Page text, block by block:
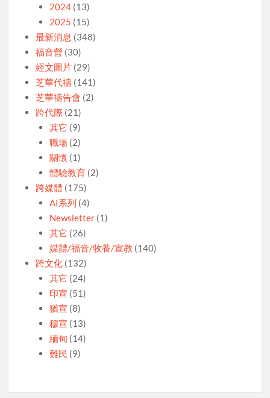
2024(13)
2025 (15)
最新消息 (348)
福音營 (30)
經文圖片 (29)
芝華代禱 (141)
芝華禱告會 (2)
跨代際 (21)
其它 (9)
職場(2)
關懷 (1)
體驗教育(2)
跨媒體 (175)
AI系列 (4)
Newsletter(1)
其它 (26)
媒體/福音/牧養/宣教 (140)
跨文化 (132)
其它 (24)
印宣 (51)
猶宣 (8)
穆宣 (13)
緬甸 (14)
難民 (9)